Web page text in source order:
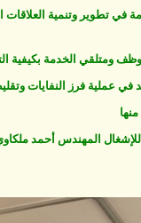
في تطوير وتنمية العلاقات
ومتلقي الخدمة بكيفية
في عملية فرز النفايات
المهندس أحمد